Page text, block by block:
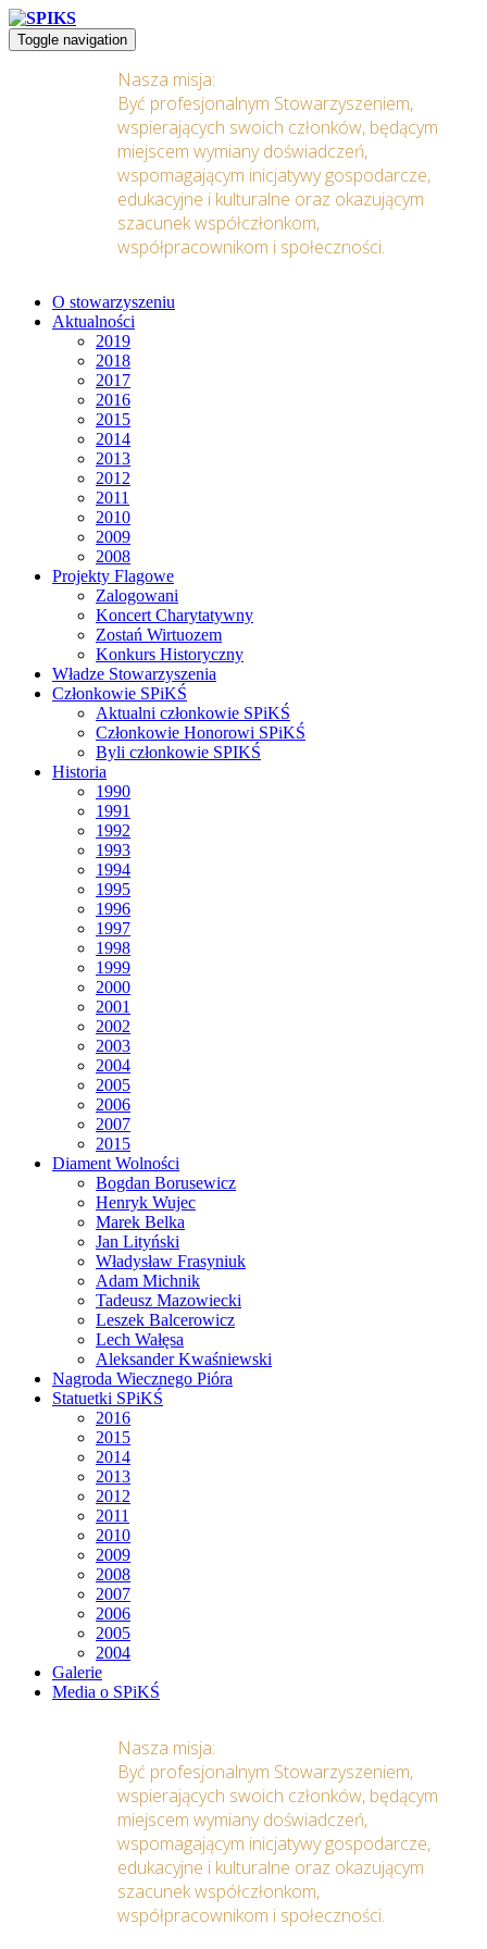
Toggle navigation
Nasza misja:
Być profesjonalnym Stowarzyszeniem,
wspierających swoich członków, będącym
miejscem wymiany doświadczeń,
wspomagającym inicjatywy gospodarcze,
edukacyjne i kulturalne oraz okazującym
szacunek współczłonkom,
współpracownikom i społeczności.
O stowarzyszeniu
Aktualności
2019
2018
2017
2016
2015
2014
2013
2012
2011
2010
2009
2008
Projekty Flagowe
Zalogowani
Koncert Charytatywny
Zostań Wirtuozem
Konkurs Historyczny
Władze Stowarzyszenia
Członkowie SPiKŚ
Aktualni członkowie SPiKŚ
Członkowie Honorowi SPiKŚ
Byli członkowie SPIKŚ
Historia
1990
1991
1992
1993
1994
1995
1996
1997
1998
1999
2000
2001
2002
2003
2004
2005
2006
2007
2015
Diament Wolności
Bogdan Borusewicz
Henryk Wujec
Marek Belka
Jan Lityński
Władysław Frasyniuk
Adam Michnik
Tadeusz Mazowiecki
Leszek Balcerowicz
Lech Wałęsa
Aleksander Kwaśniewski
Nagroda Wiecznego Pióra
Statuetki SPiKŚ
2016
2015
2014
2013
2012
2011
2010
2009
2008
2007
2006
2005
2004
Galerie
Media o SPiKŚ
Nasza misja:
Być profesjonalnym Stowarzyszeniem,
wspierających swoich członków, będącym
miejscem wymiany doświadczeń,
wspomagającym inicjatywy gospodarcze,
edukacyjne i kulturalne oraz okazującym
szacunek współczłonkom,
współpracownikom i społeczności.